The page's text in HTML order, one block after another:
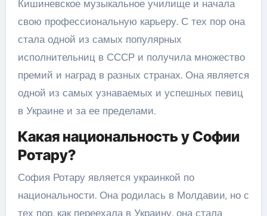
Кишиневское музыкальное училище и начала
свою профессиональную карьеру. С тех пор она
стала одной из самых популярных
исполнительниц в СССР и получила множество
премий и наград в разных странах. Она является
одной из самых узнаваемых и успешных певиц
в Украине и за ее пределами.
Какая национальность у Софии
Ротару?
София Ротару является украинкой по
национальности. Она родилась в Молдавии, но с
тех пор, как переехала в Украину, она стала